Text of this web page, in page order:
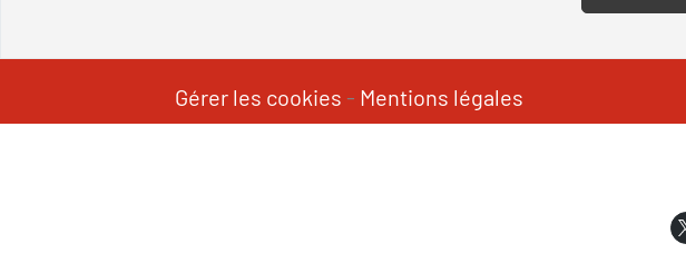
Gérer les cookies - Mentions légales